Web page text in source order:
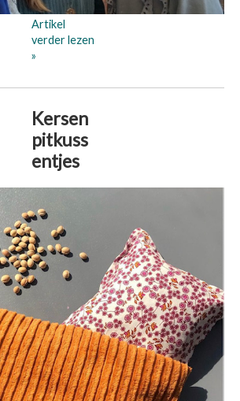
Artikel
verder lezen
»
Kersen
pitkuss
entjes